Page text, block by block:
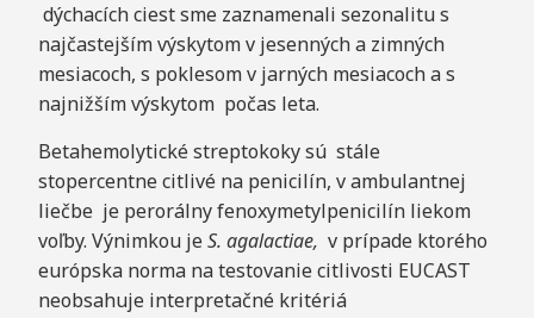
dýchacích ciest sme zaznamenali sezonalitu s
najčastejším výskytom v jesenných a zimných
mesiacoch, s poklesom v jarných mesiacoch a s
najnižším výskytom počas leta.
Betahemolytické streptokoky sú stále
stopercentne citlivé na penicilín, v ambulantnej
liečbe je perorálny fenoxymetylpenicilín liekom
voľby. Výnimkou jeS. agalactiae, v prípade ktorého
európska norma na testovanie citlivosti EUCAST
neobsahuje interpretačné kritériá